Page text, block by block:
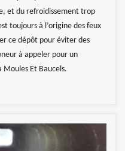
et du refroidissement trop
toujours à l’origine des feux
ce dépôt pour éviter des
à appeler pour un
Moules Et Baucels.